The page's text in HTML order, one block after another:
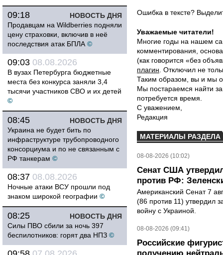
НОВОСТЬ ДНЯ
09:18
Продавцам на Wildberries подняли
цену страховки, включив в неё
последствия атак БПЛА ©
09:03 08.08.2026
В вузах Петербурга бюджетные
места без конкурса заняли 3,4
тысячи участников СВО и их детей
©
НОВОСТЬ ДНЯ
08:45
Украина не будет бить по
инфраструктуре трубопроводного
консорциума и по не связанным с
РФ танкерам ©
08:37 08.08.2026
Ночные атаки ВСУ прошли под
знаком широкой географии ©
НОВОСТЬ ДНЯ
08:25
Силы ПВО сбили за ночь 397
беспилотников: горят два НПЗ ©
Ошибка в тексте?
Уважаемые читатели!
Многие годы на нашем
комментирования,
(как говорится «без
плагин . Отключил не
Таким образом, вы и мы
Мы постараемся найти
потребуется время.
С уважением,
Редакция
МАТЕРИАЛЫ РАЗДЕЛА
08-08-2026 (10:02)
Сенат США
против РФ:
Американский Сенат 7
(86 против 11) утвердил
войну с Украиной.
08-08-2026 (09:41)
Российские